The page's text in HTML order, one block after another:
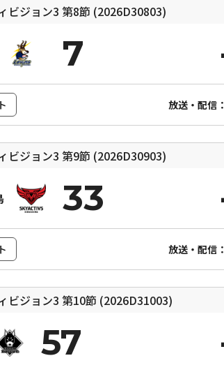
ビジョン3 第8節 (2026D30803)
7
放送・配信：
ビジョン3 第9節 (2026D30903)
33
放送・配信：
ビジョン3 第10節 (2026D31003)
57